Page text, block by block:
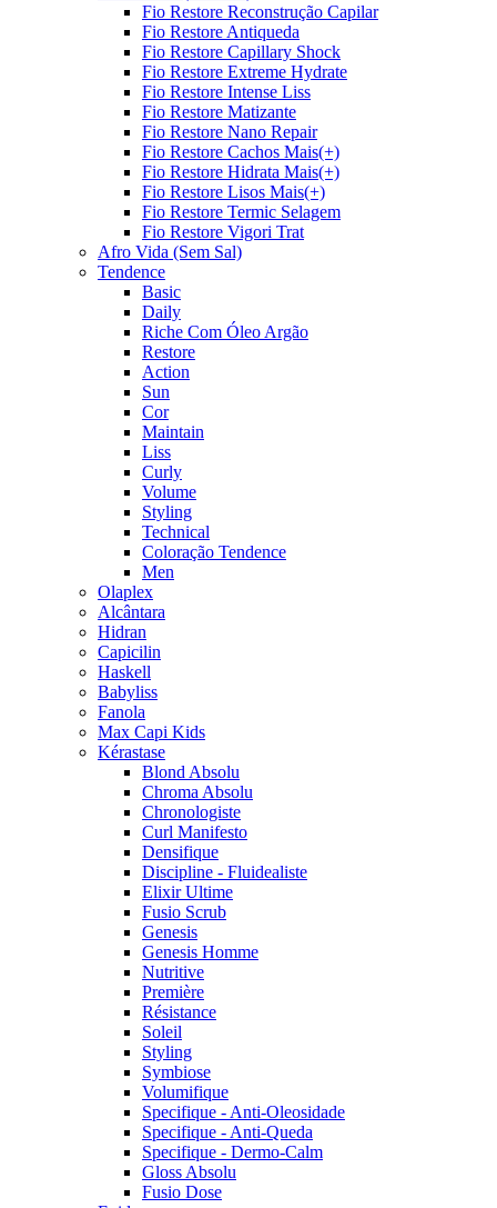
Fio Restore Reconstrução Capilar
Fio Restore Antiqueda
Fio Restore Capillary Shock
Fio Restore Extreme Hydrate
Fio Restore Intense Liss
Fio Restore Matizante
Fio Restore Nano Repair
Fio Restore Cachos Mais(+)
Fio Restore Hidrata Mais(+)
Fio Restore Lisos Mais(+)
Fio Restore Termic Selagem
Fio Restore Vigori Trat
Afro Vida (Sem Sal)
Tendence
Basic
Daily
Riche Com Óleo Argão
Restore
Action
Sun
Cor
Maintain
Liss
Curly
Volume
Styling
Technical
Coloração Tendence
Men
Olaplex
Alcântara
Hidran
Capicilin
Haskell
Babyliss
Fanola
Max Capi Kids
Kérastase
Blond Absolu
Chroma Absolu
Chronologiste
Curl Manifesto
Densifique
Discipline - Fluidealiste
Elixir Ultime
Fusio Scrub
Genesis
Genesis Homme
Nutritive
Première
Résistance
Soleil
Styling
Symbiose
Volumifique
Specifique - Anti-Oleosidade
Specifique - Anti-Queda
Specifique - Dermo-Calm
Gloss Absolu
Fusio Dose